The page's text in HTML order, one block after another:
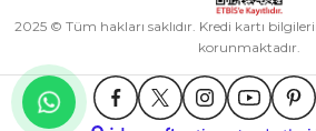
2025 © Tüm hakları saklıdır. Kredi kartı
korunmaktadır.